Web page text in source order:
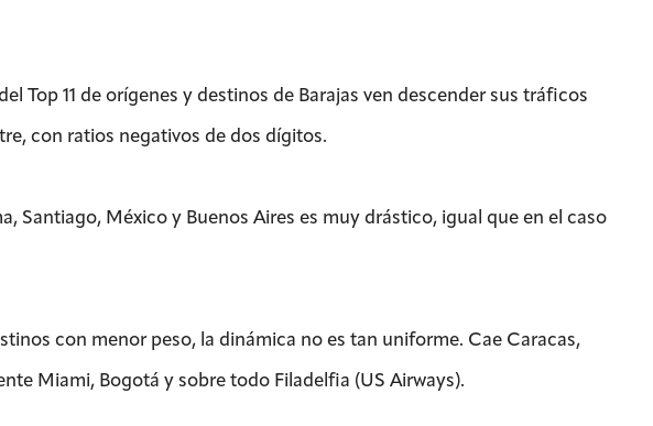
Top 11 de orígenes y destinos de Barajas ven descender sus tráficos
con ratios negativos de dos dígitos.
Santiago, México y Buenos Aires es muy drástico, igual que en el caso
con menor peso, la dinámica no es tan uniforme. Cae Caracas,
Miami, Bogotá y sobre todo Filadelfia (US Airways).